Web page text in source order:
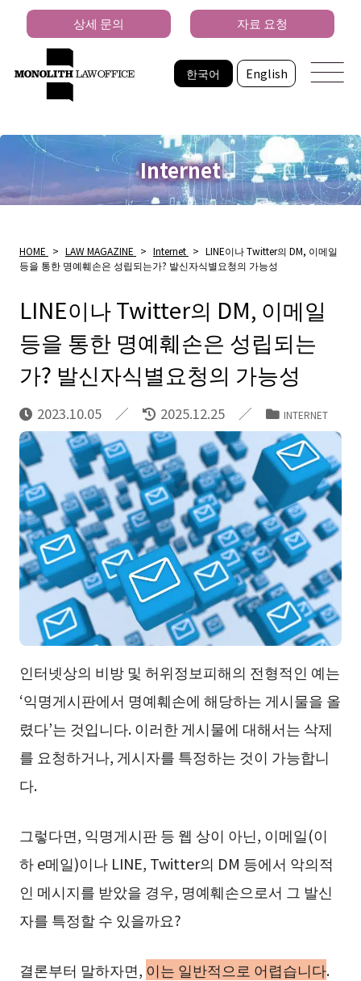
한국어 English
상세 문의 자료 요청
Internet
HOME > LAW MAGAZINE > Internet > LINE이나 Twitter의 DM, 이메일
등을 통한 명예훼손은 성립되는가? 발신자식별요청의 가능성
LINE이나 Twitter의 DM, 이메일
등을 통한 명예훼손은 성립되는
가? 발신자식별요청의 가능성
2023.10.05 2025.12.25 INTERNET
인터넷상의 비방 및 허위정보피해의 전형적인 예는
‘익명게시판에서 명예훼손에 해당하는 게시물을 올
렸다’는 것입니다. 이러한 게시물에 대해서는 삭제
를 요청하거나, 게시자를 특정하는 것이 가능합니
다.
그렇다면, 익명게시판 등 웹 상이 아닌, 이메일(이
하 e메일)이나 LINE, Twitter의 DM 등에서 악의적
인 메시지를 받았을 경우, 명예훼손으로서 그 발신
자를 특정할 수 있을까요?
결론부터 말하자면, 이는 일반적으로 어렵습니다.